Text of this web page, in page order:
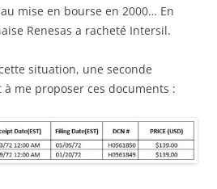
mise en bourse en 2000… En
Renesas a racheté Intersil.
situation, une seconde
me proposer ces documents :